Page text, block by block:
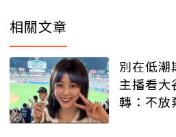
相關文章
別在低潮
主播看大
轉：不放